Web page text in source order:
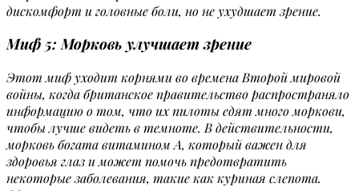
дискомфорт и головные боли, но не ухудшает зрение.
Миф 5: Морковь улучшает зрение
Этот миф уходит корнями во времена Второй мировой
войны, когда британское правительство распространяло
информацию о том, что их пилоты едят много моркови,
чтобы лучше видеть в темноте. В действительности,
морковь богата витамином А, который важен для
здоровья глаз и может помочь предотвратить
некоторые заболевания, такие как куриная слепота.